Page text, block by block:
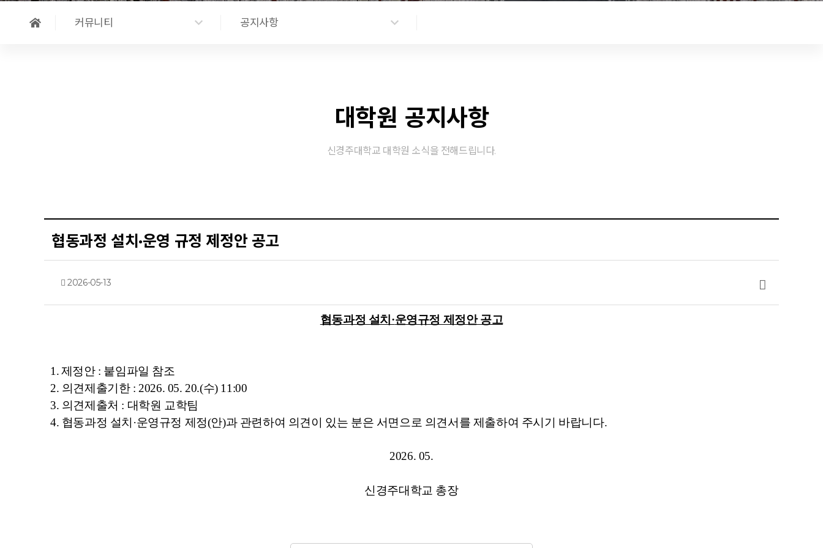
커뮤니티 공지사항
대학원 공지사항
신경주대학교 대학원 소식을 전해드립니다.
협동과정 설치·운영 규정 제정안 공고
2026-05-13
협동과정 설치 ·운영규정 제정안 공고
1.제정안 : 붙임파일 참조
2. 의견제출기한 : 2026. 05. 20.(수) 11:00
3. 의견제출처 : 대학원 교학팀
4. 협동과정 설치 ·운영규정 제정(안)과 관련하여 의견이 있는 분은 서면으로 의견서를 제출하여 주시기 바랍니다.
2026. 05.
신경주대학교 총장